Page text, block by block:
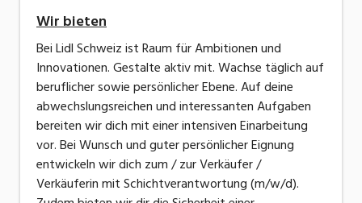
Wir bieten
Bei Lidl Schweiz ist Raum für Ambitionen und
Innovationen. Gestalte aktiv mit. Wachse täglich auf
beruflicher sowie persönlicher Ebene. Auf deine
abwechslungsreichen und interessanten Aufgaben
bereiten wir dich mit einer intensiven Einarbeitung
vor. Bei Wunsch und guter persönlicher Eignung
entwickeln wir dich zum / zur Verkäufer /
Verkäuferin mit Schichtverantwortung (m/w/d).